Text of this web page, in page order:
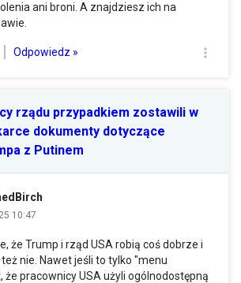
ani broni. A znajdziesz ich na
Odpowiedz »
rządu przypadkiem zostawili w
dokumenty dotyczące
z Putinem
10:47
że Trump i rząd USA robią coś dobrze i
nie. Nawet jeśli to tylko "menu
że pracownicy USA użyli ogólnodostępną